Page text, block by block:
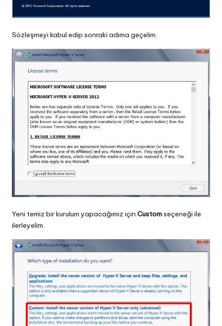
Sözleşmeyi kabul edip sonraki adıma geçelim.
Yeni temiz bir kurulum yapacağımız için Customseçeneği ile
ilerleyelim.